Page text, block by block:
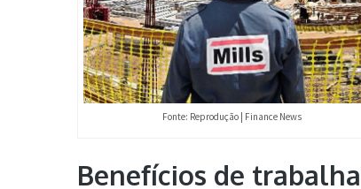
Fonte: Reprodução | Finance News
Benefícios de